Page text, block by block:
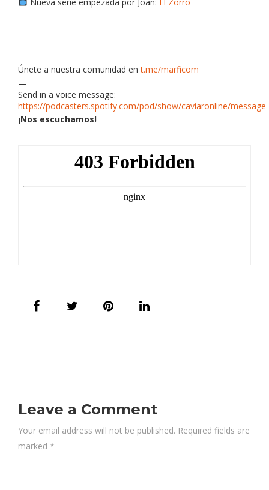
Únete a nuestra comunidad ent.me/marficom
—
Send in a voice message:
https://podcasters.spotify.com/pod/show/caviaronline/message
¡Nos escuchamos!
Leave a Comment
Your email address will not be published. Required fields are
marked *